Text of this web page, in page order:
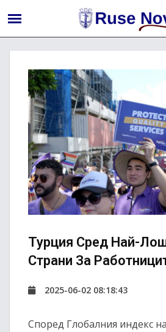
Турция Сред Най-
Страни За
2025-06-02 08:18:43
Според Глобалния индекс